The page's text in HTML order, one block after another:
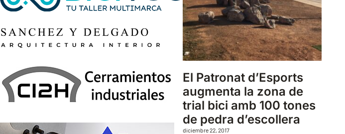
El Patronat d’Esports
augmenta la zona de
trial bici amb 100 tones
de pedra d’escollera
diciembre 22, 2017